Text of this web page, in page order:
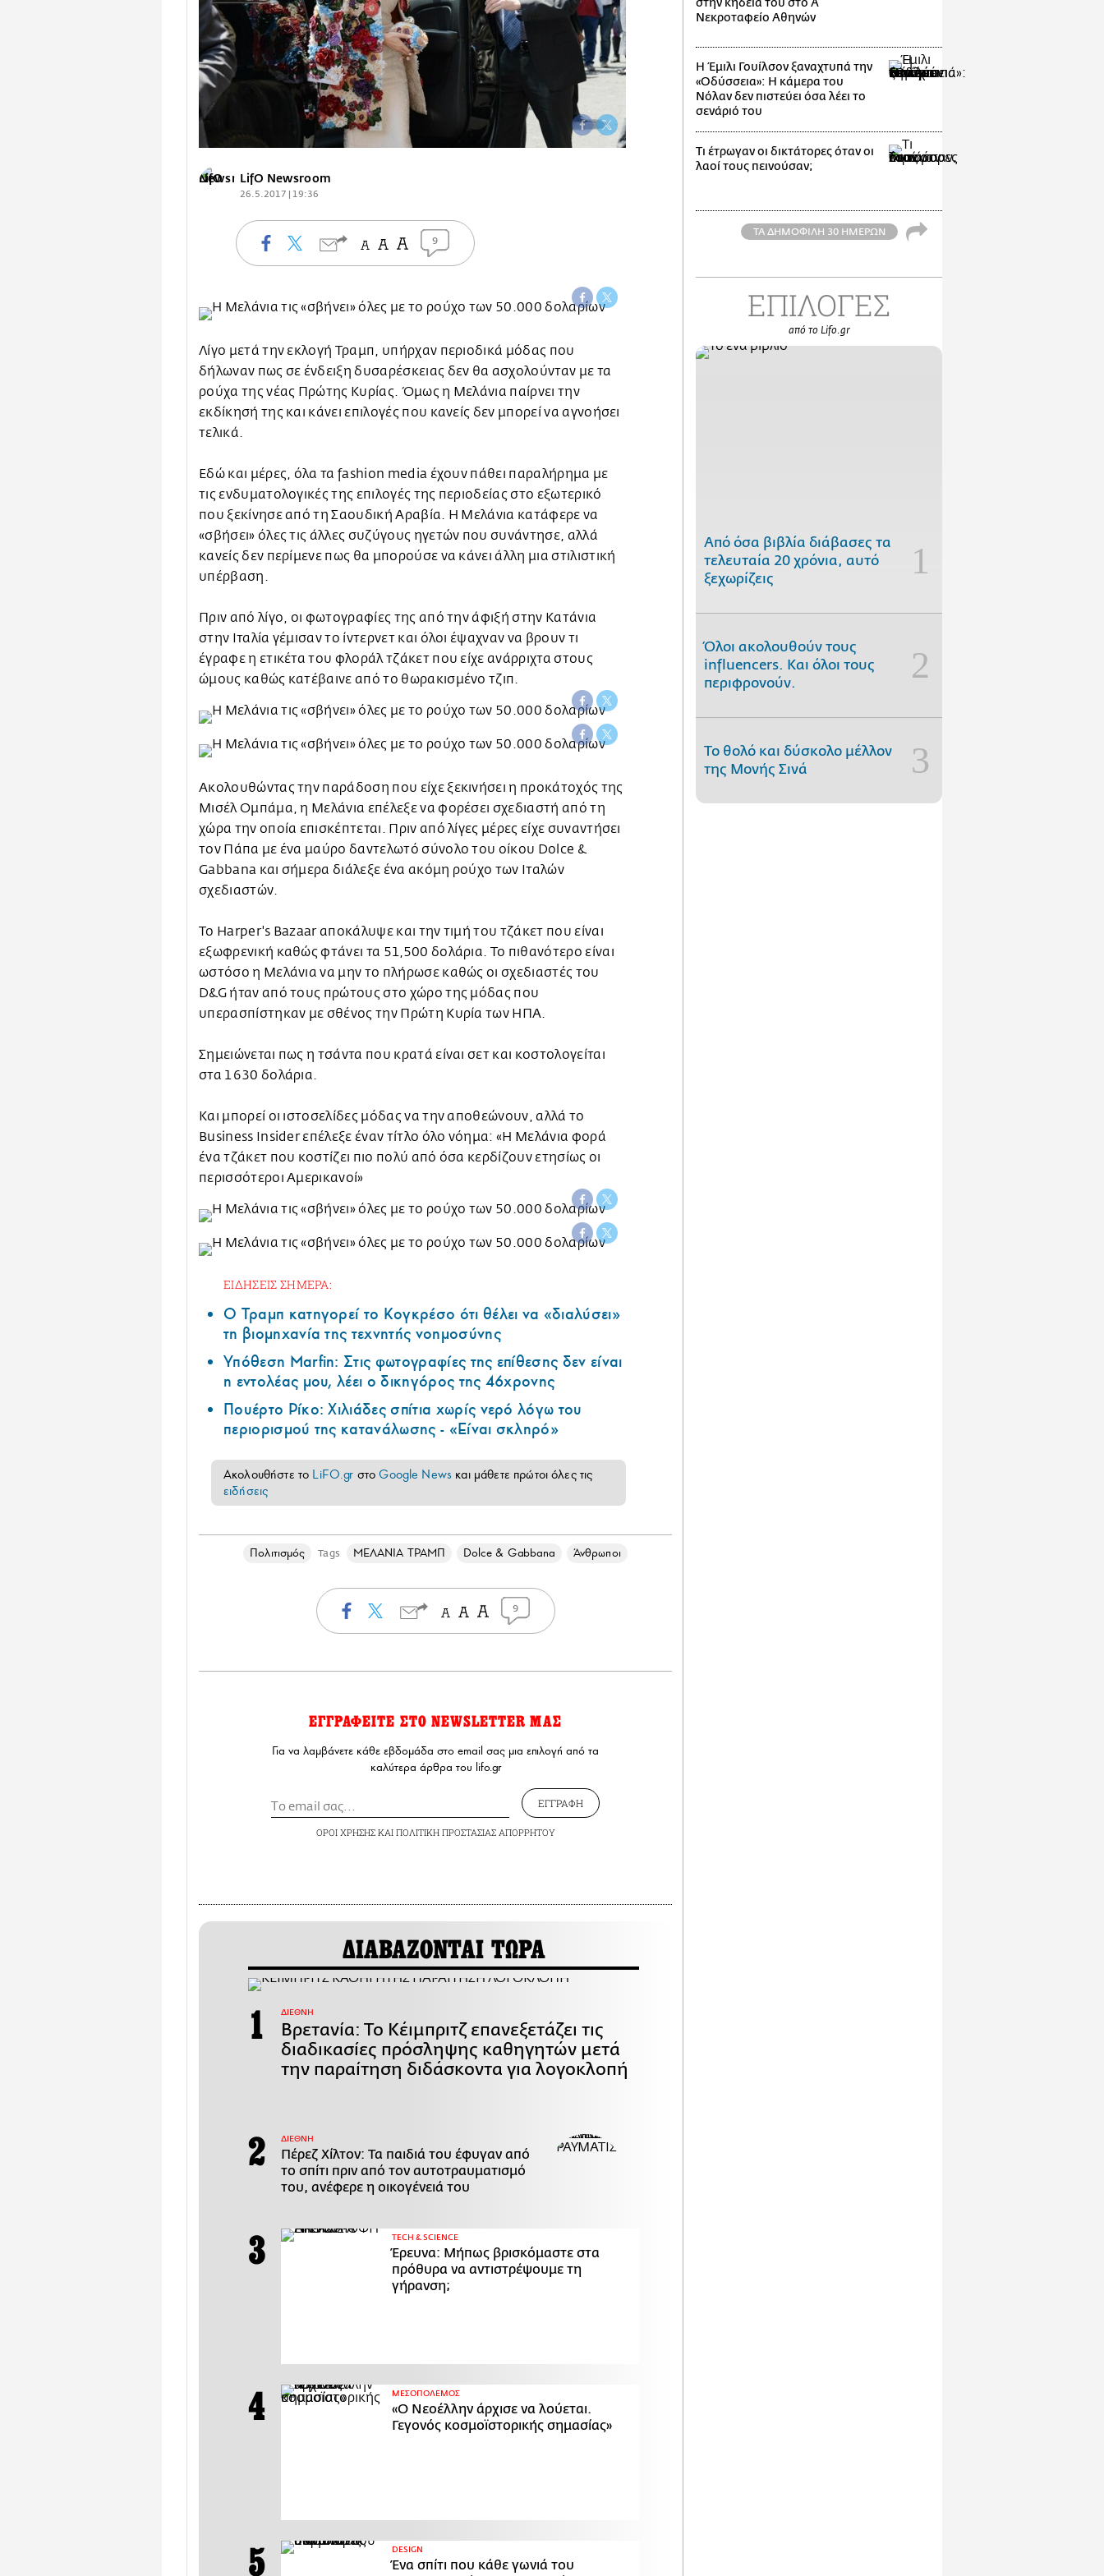
LifO Newsroom
26.5.2017 | 19:36
9
Λίγο μετά την εκλογή Τραμπ, υπήρχαν περιοδικά μόδας που
δήλωναν πως σε ένδειξη δυσαρέσκειας δεν θα ασχολούνταν με τα
ρούχα της νέας Πρώτης Κυρίας. Όμως η Μελάνια παίρνει την
εκδίκησή της και κάνει επιλογές που κανείς δεν μπορεί να αγνοήσει
τελικά.
Εδώ και μέρες, όλα τα fashiοn media έχουν πάθει παραλήρημα με
τις ενδυματολογικές της επιλογές της περιοδείας στο εξωτερικό
που ξεκίνησε από τη Σαουδική Αραβία. Η Μελάνια κατάφερε να
«σβήσει» όλες τις άλλες συζύγους ηγετών που συνάντησε, αλλά
κανείς δεν περίμενε πως θα μπορούσε να κάνει άλλη μια στιλιστική
υπέρβαση.
Πριν από λίγο, οι φωτογραφίες της από την άφιξή στην Κατάνια
στην Ιταλία γέμισαν το ίντερνετ και όλοι έψαχναν να βρουν τι
έγραφε η ετικέτα του φλοράλ τζάκετ που είχε ανάρριχτα στους
ώμους καθώς κατέβαινε από το θωρακισμένο τζιπ.
Ακολουθώντας την παράδοση που είχε ξεκινήσει η προκάτοχός της
Μισέλ Ομπάμα, η Μελάνια επέλεξε να φορέσει σχεδιαστή από τη
χώρα την οποία επισκέπτεται. Πριν από λίγες μέρες είχε συναντήσει
τον Πάπα με ένα μαύρο δαντελωτό σύνολο του οίκου Dolce &
Gabbana και σήμερα διάλεξε ένα ακόμη ρούχο των Ιταλών
σχεδιαστών.
Το Harper's Bazaar αποκάλυψε και την τιμή του τζάκετ που είναι
εξωφρενική καθώς φτάνει τα 51,500 δολάρια. Το πιθανότερο είναι
ωστόσο η Μελάνια να μην το πλήρωσε καθώς οι σχεδιαστές του
D&G ήταν από τους πρώτους στο χώρο της μόδας που
υπερασπίστηκαν με σθένος την Πρώτη Κυρία των ΗΠΑ.
Σημειώνεται πως η τσάντα που κρατά είναι σετ και κοστολογείται
στα 1630 δολάρια.
Και μπορεί οι ιστοσελίδες μόδας να την αποθεώνουν, αλλά το
Business Insider επέλεξε έναν τίτλο όλο νόημα: «Η Μελάνια φορά
ένα τζάκετ που κοστίζει πιο πολύ από όσα κερδίζουν ετησίως οι
περισσότεροι Αμερικανοί»
ΕΙΔΗΣΕΙΣ ΣΗΜΕΡΑ:
Ο Τραμπ κατηγορεί το Κογκρέσο ότι θέλει να «διαλύσει»
τη βιομηχανία της τεχνητής νοημοσύνης
Υπόθεση Marfin: Στις φωτογραφίες της επίθεσης δεν είναι
η εντολέας μου, λέει ο δικηγόρος της 46χρονης
Πουέρτο Ρίκο: Χιλιάδες σπίτια χωρίς νερό λόγω του
περιορισμού της κατανάλωσης - «Είναι σκληρό»
Ακολουθήστε το LiFO.gr στοGoogle News και μάθετε πρώτοι όλες τις
ειδήσεις
Πολιτισμός Tags ΜΕΛΑΝΙΑ ΤΡΑΜΠ Dolce & Gabbana Άνθρωποι
9
ΕΓΓΡΑΦΕΙΤΕ ΣΤΟ NEWSLETTER ΜΑΣ
Για να λαμβάνετε κάθε εβδομάδα στο email σας μια επιλογή από τα
καλύτερα άρθρα του lifo.gr
ΕΓΓΡΑΦΗ
ΟΡΟΙ ΧΡΗΣΗΣΚΑΙ ΠΟΛΙΤΙΚΗ ΠΡΟΣΤΑΣΙΑΣ ΑΠΟΡΡΗΤΟΥ
ΔΙΑΒΑΖΟΝΤΑΙ ΤΩΡΑ
ΔΙΕΘΝΗ
Βρετανία: Το Κέιμπριτζ επανεξετάζει τις
διαδικασίες πρόσληψης καθηγητών μετά
την παραίτηση διδάσκοντα για λογοκλοπή
ΔΙΕΘΝΗ
Πέρεζ Χίλτον: Τα παιδιά του έφυγαν από
το σπίτι πριν από τον αυτοτραυματισμό
του, ανέφερε η οικογένειά του
ΤECH & SCIENCE
Έρευνα: Μήπως βρισκόμαστε στα
πρόθυρα να αντιστρέψουμε τη
γήρανση;
ΜΕΣΟΠΟΛΕΜΟΣ
«Ο Νεοέλλην άρχισε να λούεται.
Γεγονός κοσμοϊστορικής σημασίας»
DESIGN
Ένα σπίτι που κάθε γωνιά του
στην κηδεία του στο Α'
Νεκροταφείο Αθηνών
Η Έμιλι Γουίλσον ξαναχτυπά την
«Οδύσσεια»: Η κάμερα του
Νόλαν δεν πιστεύει όσα λέει το
σενάριό του
Τι έτρωγαν οι δικτάτορες όταν οι
λαοί τους πεινούσαν;
ΤΑ ΔΗΜΟΦΙΛΗ 30 ΗΜΕΡΩΝ
ΕΠΙΛΟΓΕΣ
από το Lifo.gr
Από όσα βιβλία διάβασες τα
τελευταία 20 χρόνια, αυτό
ξεχωρίζεις
Όλοι ακολουθούν τους
influencers. Και όλοι τους
περιφρονούν.
Το θολό και δύσκολο μέλλον
της Μονής Σινά